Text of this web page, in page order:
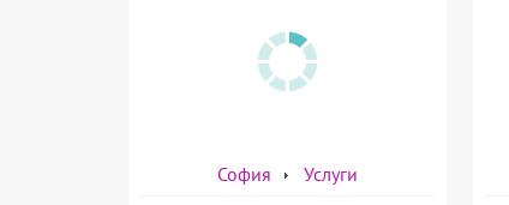
София Услуги